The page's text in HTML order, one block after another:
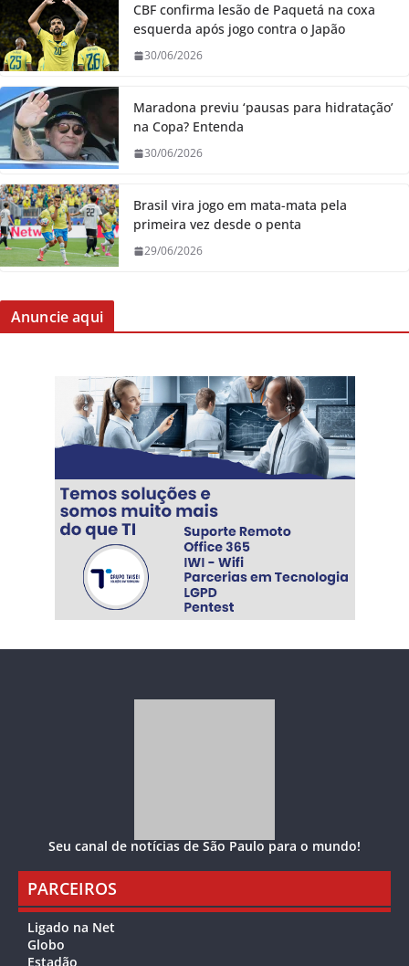
CBF confirma lesão de Paquetá na coxa
esquerda após jogo contra o Japão
30/06/2026
Maradona previu ‘pausas para hidratação’
na Copa? Entenda
30/06/2026
Brasil vira jogo em mata-mata pela
primeira vez desde o penta
29/06/2026
Anuncie aqui
Seu canal de notícias de São Paulo para o mundo!
PARCEIROS
Ligado na Net
Globo
Estadão